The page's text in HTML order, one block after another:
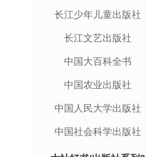
长江少年儿童出版社
长江文艺出版社
中国大百科全书
中国农业出版社
中国人民大学出版社
中国社会科学出版社